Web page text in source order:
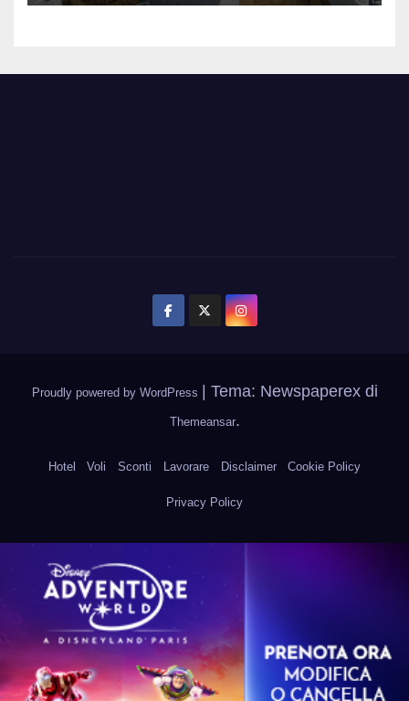
Proudly powered by WordPress | Tema: Newspaperex di
Themeansar.
Hotel Voli Sconti Lavorare Disclaimer Cookie Policy
Privacy Policy